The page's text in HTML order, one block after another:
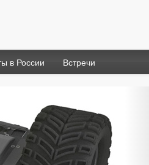
в России Встречи